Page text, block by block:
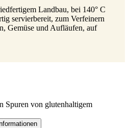
Landbau, bei 140° C
servierbereit, zum Verfeinern
Gemüse und Aufläufen, auf
Spuren von glutenhaltigem